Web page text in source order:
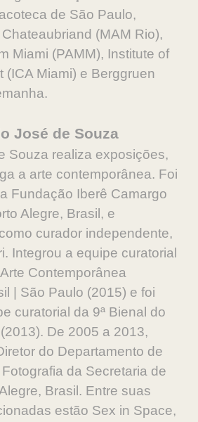
de São Paulo,
(MAM Rio),
Miami (PAMM), Institute of
(ICA Miami) e Berggruen
José de Souza
Souza realiza exposições,
a arte contemporânea. Foi
Fundação Iberê Camargo
Alegre, Brasil, e
curador independente,
Integrou a equipe curatorial
Contemporânea
| São Paulo (2015) e foi
curatorial da 9ª Bienal do
De 2005 a 2013,
do Departamento de
da Secretaria de
Brasil. Entre suas
estão Sex in Space,